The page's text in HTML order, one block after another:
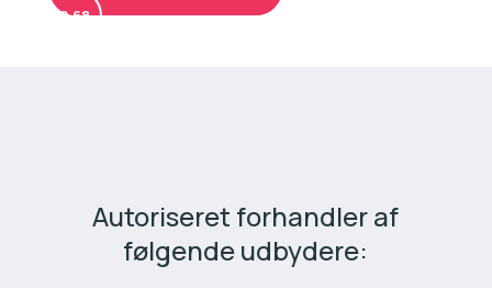
00 68
Autoriseret forhandler af
følgende udbydere: